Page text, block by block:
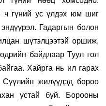
ч гүний ус үлдэх юм шиг
Гадаргын болон
шүтэлцээтэй оршиж,
байдлаар Туул гол
Хайрга нь ил гарах
Сүүлийн жилүүдэд бороо
устай буй. Борооны